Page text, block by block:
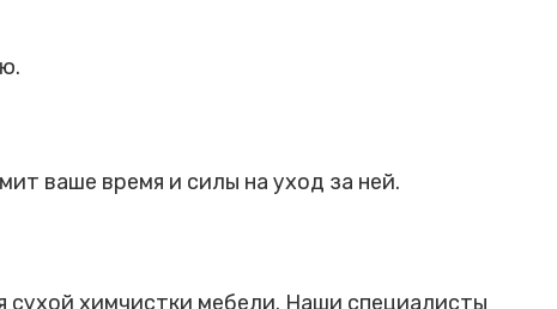
ваше время и силы на уход за ней.
сухой химчистки мебели. Наши специалисты